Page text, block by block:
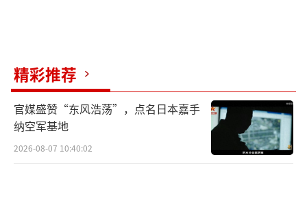
精彩推荐
官媒盛赞“东风浩荡”，点名日本嘉手
纳空军基地
2026-08-07 10:40:02